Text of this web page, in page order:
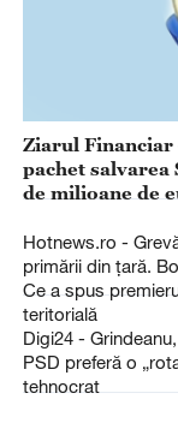
Ziarul Financiar
pachet salvarea
de milioane de
Hotnews.ro -
primării din ţară.
Ce a spus
teritorială
Digi24 -
PSD preferă o
tehnocrat